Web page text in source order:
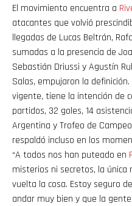
El movimiento encuentra a
atacantes que volvió
llegadas de Lucas Beltrán,
sumadas a la presencia de
Sebastián Driussi y Agustín
Salas, empujaron la
vigente, tiene la intención de
partidos, 32 goles, 14
Argentina y Trofeo de
respaldó incluso en los
“A todos nos han puteado en
misterios ni secretos, la
vuelta la cosa. Estoy seguro
andar muy bien y que la